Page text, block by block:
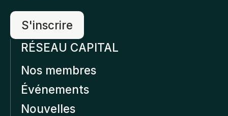
RÉSEAU CAPITAL
Nos membres
Événements
Nouvelles